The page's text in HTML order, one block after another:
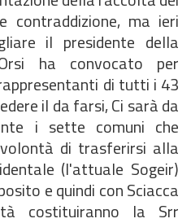
contraddizione, ma ieri
il presidente della
ha convocato per
di tutti i 43
il da farsi, Ci sarà da
i sette comuni che
di trasferirsi alla
(l'attuale Sogeir)
e quindi con Sciacca
costituiranno la Srr